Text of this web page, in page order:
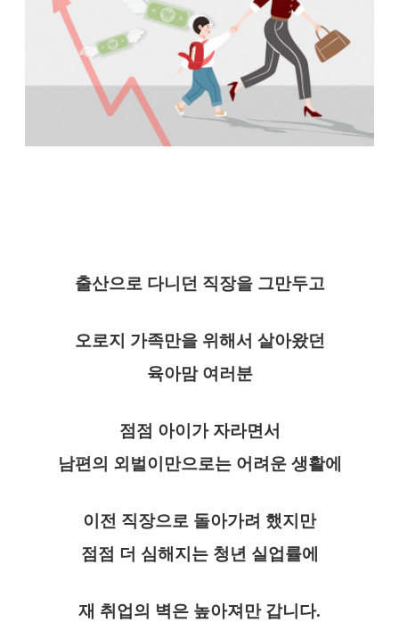
출산으로 다니던 직장을 그만두고
오로지 가족만을 위해서 살아왔던
육아맘 여러분
점점 아이가 자라면서
남편의 외벌이만으로는 어려운 생활에
이전 직장으로 돌아가려 했지만
점점 더 심해지는 청년 실업률에
재 취업의 벽은 높아져만 갑니다.